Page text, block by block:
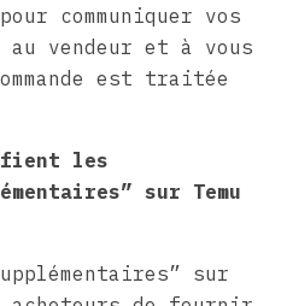
communiquer vos
vendeur et à vous
est traitée
les
sur Temu
sur